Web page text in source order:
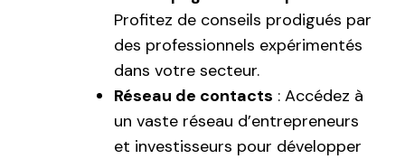
Profitez de conseils prodigués par
des professionnels expérimentés
dans votre secteur.
Réseau de contacts : Accédez à
un vaste réseau d’entrepreneurs
et investisseurs pour développer